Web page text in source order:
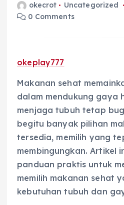
okecrot Uncategorized
0 Comments
okeplay777
Makanan sehat
dalam mendukung gaya
menjaga tubuh tetap
begitu banyak pilihan
tersedia, memilih yang
membingungkan. Artikel
panduan praktis untuk
memilih makanan sehat
kebutuhan tubuh dan